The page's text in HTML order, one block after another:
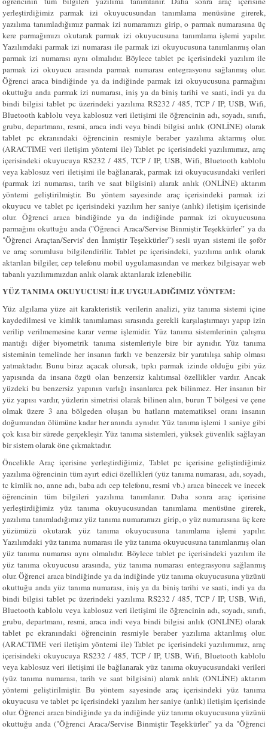
yerleştirdiğimiz parmak izi okuyucusundan tanımlama menüsüne girerek,
yazılıma tanımladığımız parmak izi numaramızı girip, o parmak numarasına üç
kere parmağımızı okutarak parmak izi okuyucusuna tanımlama işlemi yapılır.
Yazılımdaki parmak izi numarası ile parmak izi okuyucusuna tanımlanmış olan
parmak izi numarası aynı olmalıdır. Böylece tablet pc içerisindeki yazılım ile
parmak izi okuyucu arasında parmak numarası entegrasyonu sağlanmış olur.
Öğrenci araca bindiğinde ya da indiğinde parmak izi okuyucusuna parmağını
okuttuğu anda parmak izi numarası, iniş ya da biniş tarihi ve saati, indi ya da
bindi bilgisi tablet pc üzerindeki yazılıma RS232 / 485, TCP / IP, USB, Wifi,
Bluetooth kablolu veya kablosuz veri iletişimi ile öğrencinin adı, soyadı, sınıfı,
grubu, departmanı, resmi, araca indi veya bindi bilgisi anlık (ONLİNE) olarak
tablet pc ekranındaki öğrencinin resmiyle beraber yazılıma aktarmış olur.
(ARACTIME veri iletişim yöntemi ile) Tablet pc içerisindeki yazılımımız, araç
içerisindeki okuyucuya RS232 / 485, TCP / IP, USB, Wifi, Bluetooth kablolu
veya kablosuz veri iletişimi ile bağlanarak, parmak izi okuyucusundaki verileri
(parmak izi numarası, tarih ve saat bilgisini) alarak anlık (ONLİNE) aktarım
yöntemi geliştirilmiştir. Bu yöntem sayesinde araç içerisindeki parmak izi
okuyucu ve tablet pc içerisindeki yazılım her saniye (anlık) iletişim içerisinde
olur. Öğrenci araca bindiğinde ya da indiğinde parmak izi okuyucusuna
parmağını okuttuğu anda ("Öğrenci Araca/Servise Binmiştir Teşekkürler” ya da
"Öğrenci Araçtan/Servis’ den İnmiştir Teşekkürler”) sesli uyarı sistemi ile şoför
ve araç sorumlusu bilgilendirilir. Tablet pc içerisindeki, yazılıma anlık olarak
aktarılan bilgiler, cep telefonu mobil uygulamasından ve merkez bilgisayar web
tabanlı yazılımımızdan anlık olarak aktarılarak izlenebilir.
YÜZ TANIMA OKUYUCUSU İLE UYGULADIĞIMIZ YÖNTEM:
Yüz algılama yüze ait karakteristik verilerin analizi, yüz tanıma sistemi içine
kaydedilmesi ve kimlik tanımlaması sırasında gerekli karşılaştırmayı yapıp izin
verilip verilmemesine karar verme işlemidir. Yüz tanıma sistemlerinin çalışma
mantığı diğer biyometrik tanıma sistemleriyle bire bir aynıdır. Yüz tanıma
sisteminin temelinde her insanın farklı ve benzersiz bir yaratılışa sahip olması
yatmaktadır. Bunu biraz açacak olursak, tıpkı parmak izinde olduğu gibi yüz
yapısında da insana özgü olan benzersiz kalıtımsal özellikler vardır. Ancak
yüzdeki bu benzersiz yapının varlığı insanlarca pek bilinmez. Her insanın bir
yüz yapısı vardır, yüzlerin simetrisi olarak bilinen alın, burun T bölgesi ve çene
olmak üzere 3 ana bölgeden oluşan bu hatların matematiksel oranı insanın
doğumundan ölümüne kadar her anında aynıdır. Yüz tanıma işlemi 1 saniye gibi
çok kısa bir sürede gerçekleşir. Yüz tanıma sistemleri, yüksek güvenlik sağlayan
bir sistem olarak öne çıkmaktadır.
Öncelikle Araç içerisine yerleştirdiğimiz, Tablet pc içerisine geliştirdiğimiz
yazılıma öğrencinin tüm ayırt edici özellikleri (yüz tanıma numarası, adı, soyadı,
tc kimlik no, anne adı, baba adı cep telefonu, resmi vb.) araca binecek ve inecek
öğrencinin tüm bilgileri yazılıma tanımlanır. Daha sonra araç içerisine
yerleştirdiğimiz yüz tanıma okuyucusundan tanımlama menüsüne girerek,
yazılıma tanımladığımız yüz tanıma numaramızı girip, o yüz numarasına üç kere
yüzümüzü okutarak yüz tanıma okuyucusuna tanımlama işlemi yapılır.
Yazılımdaki yüz tanıma numarası ile yüz tanıma okuyucusuna tanımlanmış olan
yüz tanıma numarası aynı olmalıdır. Böylece tablet pc içerisindeki yazılım ile
yüz tanıma okuyucusu arasında, yüz tanıma numarası entegrasyonu sağlanmış
olur. Öğrenci araca bindiğinde ya da indiğinde yüz tanıma okuyucusuna yüzünü
okuttuğu anda yüz tanıma numarası, iniş ya da biniş tarihi ve saati, indi ya da
bindi bilgisi tablet pc üzerindeki yazılıma RS232 / 485, TCP / IP, USB, Wifi,
Bluetooth kablolu veya kablosuz veri iletişimi ile öğrencinin adı, soyadı, sınıfı,
grubu, departmanı, resmi, araca indi veya bindi bilgisi anlık (ONLİNE) olarak
tablet pc ekranındaki öğrencinin resmiyle beraber yazılıma aktarılmış olur.
(ARACTIME veri iletişim yöntemi ile) Tablet pc içerisindeki yazılımımız, araç
içerisindeki okuyucuya RS232 / 485, TCP / IP, USB, Wifi, Bluetooth kablolu
veya kablosuz veri iletişimi ile bağlanarak yüz tanıma okuyucusundaki verileri
(yüz tanıma numarası, tarih ve saat bilgisini) alarak anlık (ONLİNE) aktarım
yöntemi geliştirilmiştir. Bu yöntem sayesinde araç içerisindeki yüz tanıma
okuyucusu ve tablet pc içerisindeki yazılım her saniye (anlık) iletişim içerisinde
olur. Öğrenci araca bindiğinde ya da indiğinde yüz tanıma okuyucusuna yüzünü
okuttuğu anda ("Öğrenci Araca/Servise Binmiştir Teşekkürler” ya da "Öğrenci